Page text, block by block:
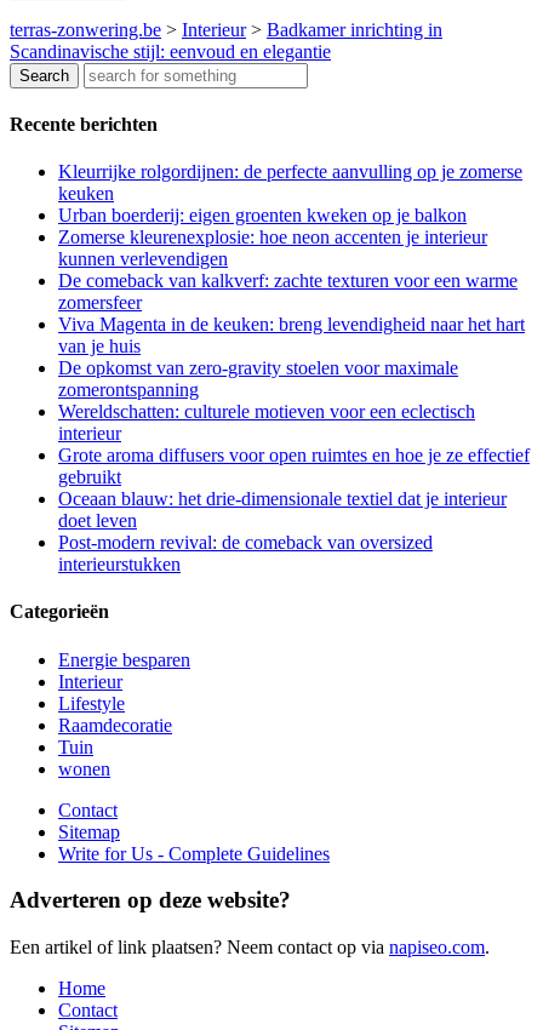
terras-zonwering.be > Interieur> Badkamer inrichting in
Scandinavische stijl: eenvoud en elegantie
Recente berichten
Kleurrijke rolgordijnen: de perfecte aanvulling op je zomerse
keuken
Urban boerderij: eigen groenten kweken op je balkon
Zomerse kleurenexplosie: hoe neon accenten je interieur
kunnen verlevendigen
De comeback van kalkverf: zachte texturen voor een warme
zomersfeer
Viva Magenta in de keuken: breng levendigheid naar het hart
van je huis
De opkomst van zero-gravity stoelen voor maximale
zomerontspanning
Wereldschatten: culturele motieven voor een eclectisch
interieur
Grote aroma diffusers voor open ruimtes en hoe je ze effectief
gebruikt
Oceaan blauw: het drie-dimensionale textiel dat je interieur
doet leven
Post-modern revival: de comeback van oversized
interieurstukken
Categorieën
Energie besparen
Interieur
Lifestyle
Raamdecoratie
Tuin
wonen
Contact
Sitemap
Write for Us - Complete Guidelines
Adverteren op deze website?
Een artikel of link plaatsen? Neem contact op via napiseo.com.
Home
Contact